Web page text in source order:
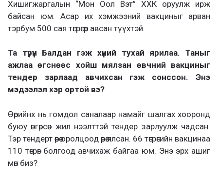
Хишигжаргалын “Мон Оол Вэт” ХХК оруулж ирж
байсан юм. Асар их хэмжээний вакциныг арван
тэрбум 500 сая төгрөгөөр авсан түүхтэй.
Та түрүүн Балдан гэж хүний тухай ярилаа. Таныг
ажлаа өгснөөс хойш мялзан өвчний вакциныг
тендер зарлаад авчихсан гэж сонссон. Энэ
мэдээлэл хэр ортой вэ?
Өөрийнх нь гомдол саналаар намайг шалгах хооронд
буюу өнгөрсөн жил нээлттэй тендер зарлуулж чадсан.
Тэр тендерт өөрөө оролцоод өөрөө ялсан. 66 төгрөгийн вакцинаа
110 төгрөг болгоод авчихаж байгаа юм. Энэ эрх ашиг
мөн биз?